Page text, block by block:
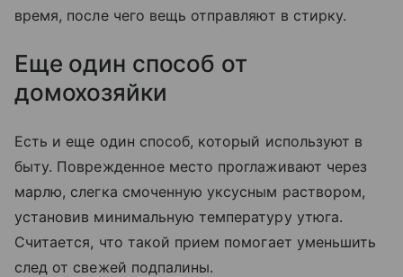
время, после чего вещь отправляют в стирку.
Еще один способ от
домохозяйки
Есть и еще один способ, который используют в
быту. Поврежденное место проглаживают через
марлю, слегка смоченную уксусным раствором,
установив минимальную температуру утюга.
Считается, что такой прием помогает уменьшить
след от свежей подпалины.